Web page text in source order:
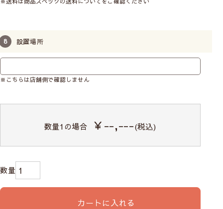
設置場所
※こちらは店舗側で確認しません
数量1の場合 ￥--,---(税込)
カートに入れる